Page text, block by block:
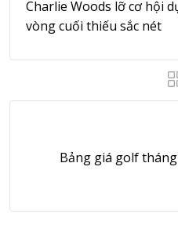
Charlie Woods lỡ cơ hội
vòng cuối thiếu sắc nét
Bảng giá golf